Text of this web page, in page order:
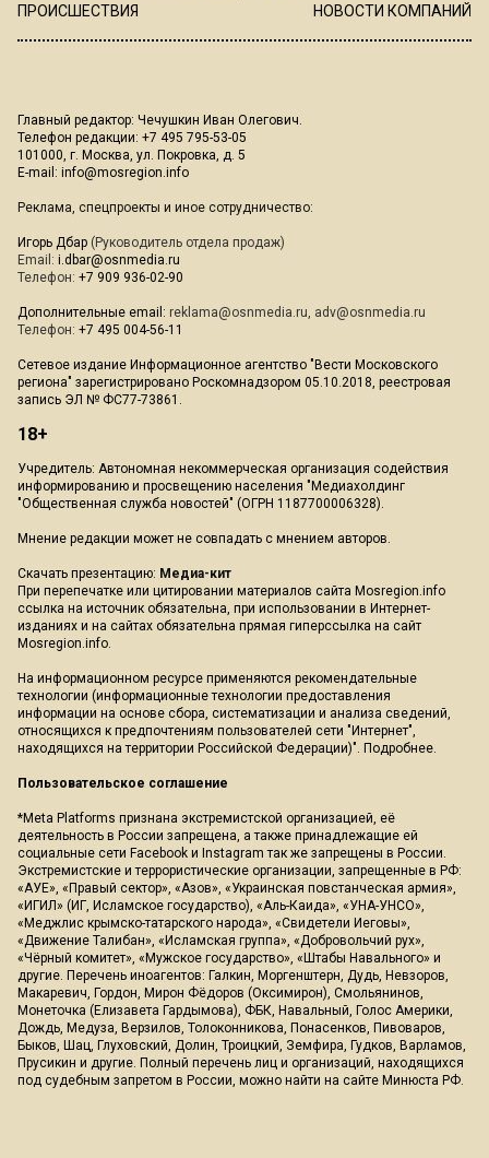
ПРОИСШЕСТВИЯ
НОВОСТИ КОМПАНИЙ
Главный редактор: Чечушкин Иван Олегович.
Телефон редакции: +7 495 795-53-05
101000, г. Москва, ул. Покровка, д. 5
E-mail: info@mosregion.info
Реклама, спецпроекты и иное сотрудничество:
Игорь Дбар (Руководитель отдела продаж)
Email: i.dbar@osnmedia.ru
Телефон: +7 909 936-02-90
Дополнительные email: reklama@osnmedia.ru, adv@osnmedia.ru
Телефон: +7 495 004-56-11
Сетевое издание Информационное агентство "Вести Московского
региона" зарегистрировано Роскомнадзором 05.10.2018, реестровая
запись ЭЛ № ФС77-73861.
18+
Учредитель: Автономная некоммерческая организация содействия
информированию и просвещению населения "Медиахолдинг
"Общественная служба новостей" (ОГРН 1187700006328).
Мнение редакции может не совпадать с мнением авторов.
Скачать презентацию: Медиа-кит
При перепечатке или цитировании материалов сайта Mosregion.info
ссылка на источник обязательна, при использовании в Интернет-
изданиях и на сайтах обязательна прямая гиперссылка на сайт
Mosregion.info.
На информационном ресурсе применяются рекомендательные
технологии (информационные технологии предоставления
информации на основе сбора, систематизации и анализа сведений,
относящихся к предпочтениям пользователей сети "Интернет",
находящихся на территории Российской Федерации)". Подробнее.
Пользовательское соглашение
*Meta Platforms признана экстремистской организацией, её
деятельность в России запрещена, а также принадлежащие ей
социальные сети Facebook и Instagram так же запрещены в России.
Экстремистские и террористические организации, запрещенные в РФ:
«АУЕ», «Правый сектор», «Азов», «Украинская повстанческая армия»,
«ИГИЛ» (ИГ, Исламское государство), «Аль-Каида», «УНА-УНСО»,
«Меджлис крымско-татарского народа», «Свидетели Иеговы»,
«Движение Талибан», «Исламская группа», «Добровольчий рух»,
«Чёрный комитет», «Мужское государство», «Штабы Навального» и
другие. Перечень иноагентов: Галкин, Моргенштерн, Дудь, Невзоров,
Макаревич, Гордон, Мирон Фёдоров (Оксимирон), Смольянинов,
Монеточка (Елизавета Гардымова), ФБК, Навальный, Голос Америки,
Дождь, Медуза, Верзилов, Толоконникова, Понасенков, Пивоваров,
Быков, Шац, Глуховский, Долин, Троицкий, Земфира, Гудков, Варламов,
Прусикин и другие. Полный перечень лиц и организаций, находящихся
под судебным запретом в России, можно найти на сайте Минюста РФ.